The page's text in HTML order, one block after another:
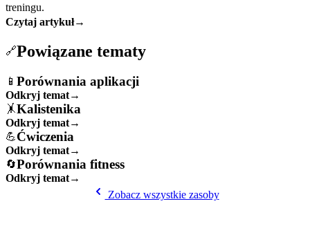
treningu.
Czytaj artykuł→
🔗Powiązane tematy
📱 Porównania aplikacji
Odkryj temat→
🤸Kalistenika
Odkryj temat→
💪Ćwiczenia
Odkryj temat→
🔄Porównania fitness
Odkryj temat→
Zobacz wszystkie zasoby